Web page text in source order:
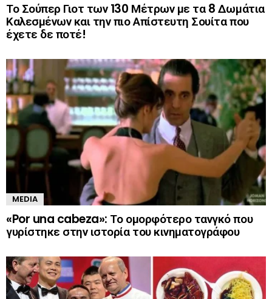
Το Σούπερ Γιοτ των 130 Μέτρων με τα 8 Δωμάτια
Καλεσμένων και την πιο Απίστευτη Σουίτα που
έχετε δε ποτέ!
MEDIA
«Por una cabeza»: Το ομορφότερο τανγκό που
γυρίστηκε στην ιστορία του κινηματογράφου